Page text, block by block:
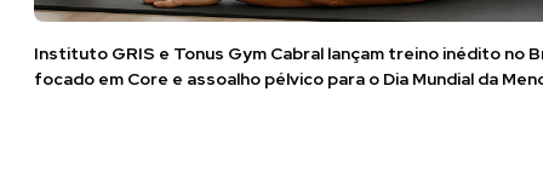
Instituto GRIS e Tonus Gym Cabral lançam treino inédito no
focado em Core e assoalho pélvico para o Dia Mundial da